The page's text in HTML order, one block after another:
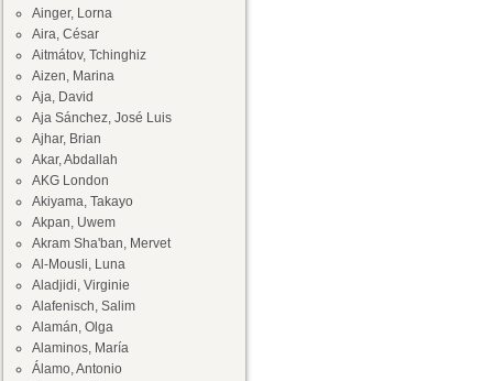
Ainger, Lorna
Aira, César
Aitmátov, Tchinghiz
Aizen, Marina
Aja, David
Aja Sánchez, José Luis
Ajhar, Brian
Akar, Abdallah
AKG London
Akiyama, Takayo
Akpan, Uwem
Akram Sha'ban, Mervet
Al-Mousli, Luna
Aladjidi, Virginie
Alafenisch, Salim
Alamán, Olga
Alaminos, María
Álamo, Antonio